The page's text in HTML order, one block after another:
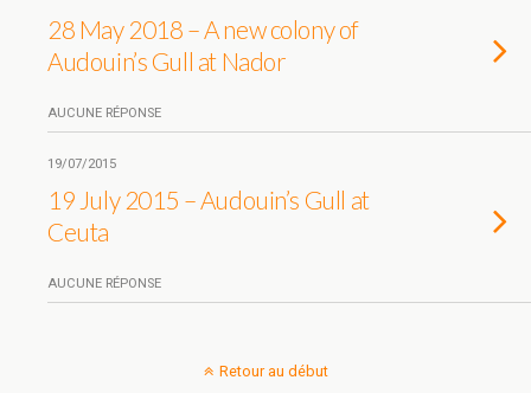
28 May 2018 – A new colony of
Audouin’s Gull at Nador
AUCUNE RÉPONSE
19/07/2015
19 July 2015 – Audouin’s Gull at
Ceuta
AUCUNE RÉPONSE
Retour au début